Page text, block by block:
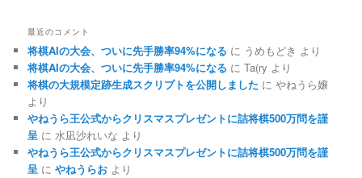
最近のコメント
将棋AIの大会、ついに先手勝率94%になる に うめもどき より
将棋AIの大会、ついに先手勝率94%になる にTa(ry より
将棋の大規模定跡生成スクリプトを公開しました にやねうら嬢
より
やねうら王公式からクリスマスプレゼントに詰将棋500万問を謹
呈 に水凪沙れいな より
やねうら王公式からクリスマスプレゼントに詰将棋500万問を謹
呈 にやねうらお より